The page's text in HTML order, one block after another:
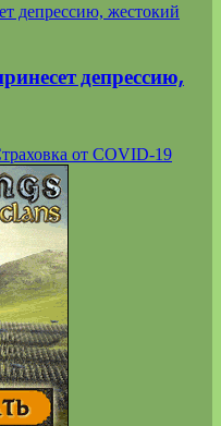
депрессию, жестокий
депрессию,